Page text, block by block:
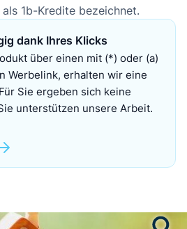
1b-Kredite bezeichnet.
dank Ihres Klicks
über einen mit (*) oder (a)
Werbelink, erhalten wir eine
Sie ergeben sich keine
unterstützen unsere Arbeit.